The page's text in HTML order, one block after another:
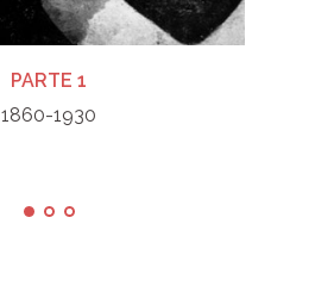
PARTE 1
1860-1930